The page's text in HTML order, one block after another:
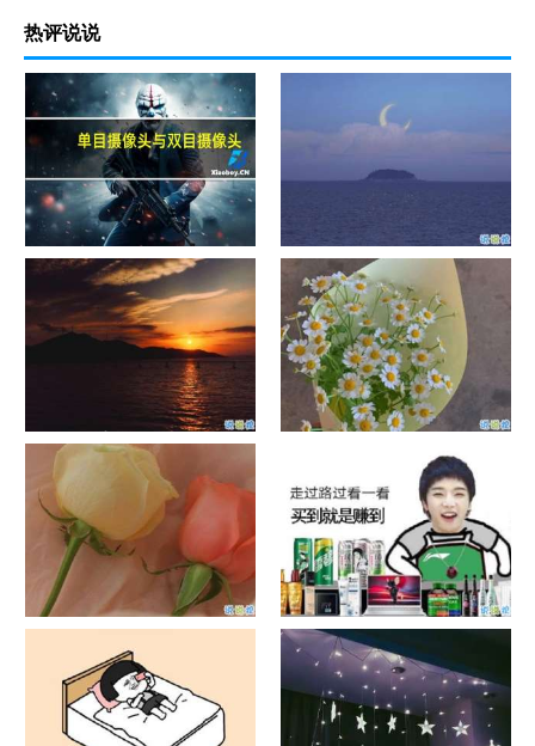
热评说说
单目摄像头与双目摄像头
晚安励志语录带图片 晚安心语
励志鸡汤
日出文案温柔句子 看日出的微
信说说配图
晒风景照的唯美说说配图 适合
发风景的朋友圈文案
官宣恋爱的说说配图 官宣句子
抖音摆地摊文案 摆地摊的搞笑
说说带图片